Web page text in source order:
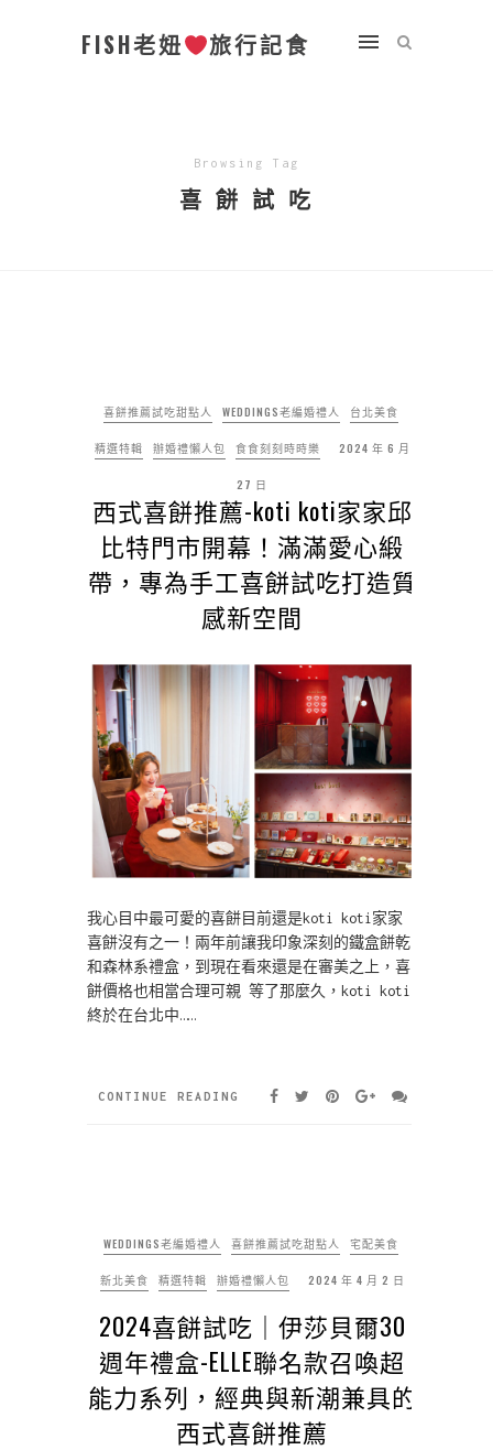
FISH老妞 旅行記食
Browsing Tag
喜 餅 試 吃
喜餅推薦試吃甜點人 WEDDINGS老編婚禮人 台北美食
精選特輯 辦婚禮懶人包 食食刻刻時時樂 2024 年 6 月
27 日
西式喜餅推薦-koti koti家家邱
比特門市開幕！滿滿愛心緞
帶，專為手工喜餅試吃打造質
感新空間
我心目中最可愛的喜餅目前還是koti koti家家
喜餅沒有之一！兩年前讓我印象深刻的鐵盒餅乾
和森林系禮盒，到現在看來還是在審美之上，喜
餅價格也相當合理可親 等了那麼久，koti koti
終於在台北中……
CONTINUE READING
WEDDINGS老編婚禮人 喜餅推薦試吃甜點人 宅配美食
新北美食 精選特輯 辦婚禮懶人包 2024 年 4 月 2 日
2024喜餅試吃｜伊莎貝爾30
週年禮盒-ELLE聯名款召喚超
能力系列，經典與新潮兼具的
西式喜餅推薦